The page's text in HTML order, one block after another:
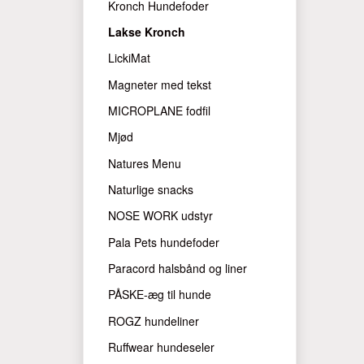
Kronch Hundefoder
Lakse Kronch
LickiMat
Magneter med tekst
MICROPLANE fodfil
Mjød
Natures Menu
Naturlige snacks
NOSE WORK udstyr
Pala Pets hundefoder
Paracord halsbånd og liner
PÅSKE-æg til hunde
ROGZ hundeliner
Ruffwear hundeseler